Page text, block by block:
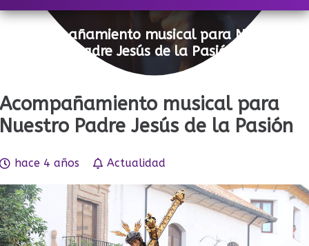
Acompañamiento musical para Nuestro
Padre Jesús de la Pasión
Acompañamiento musical para
Nuestro Padre Jesús de la Pasión
hace 4 años Actualidad